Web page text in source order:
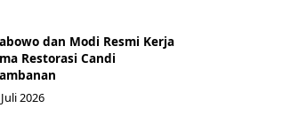
dan Modi Resmi Kerja
Restorasi Candi
2026